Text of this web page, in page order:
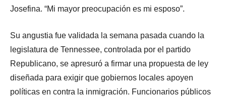
Josefina. “Mi mayor preocupación es mi esposo”.
Su angustia fue validada la semana pasada cuando la
legislatura de Tennessee, controlada por el partido
Republicano, se apresuró a firmar una propuesta de ley
diseñada para exigir que gobiernos locales apoyen
políticas en contra la inmigración. Funcionarios públicos